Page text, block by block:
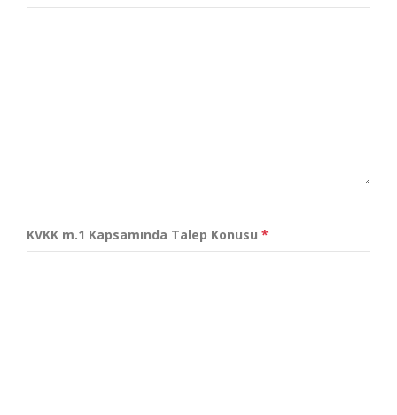
KVKK m.1 Kapsamında Talep Konusu *